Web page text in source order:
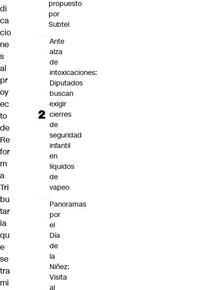
di
ca
cio
ne
s
al
pr
oy
ec
to
de
Re
for
m
a
Tri
bu
tar
ia
qu
e
se
tra
mi
propuesto
por
Subtel
Ante
alza
de
intoxicaciones:
Diputados
buscan
exigir
cierres
de
seguridad
infantil
en
líquidos
de
vapeo
Panoramas
por
el
Día
de
la
Niñez:
Visita
al